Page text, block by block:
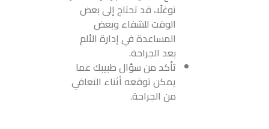
توغلًا، قد تحتاج إلى بعض
الوقت للشفاء وبعض
المساعدة في إدارة الألم
بعد الجراحة.
تأكد من سؤال طبيبك عما
يمكن توقعه أثناء التعافي
من الجراحة.